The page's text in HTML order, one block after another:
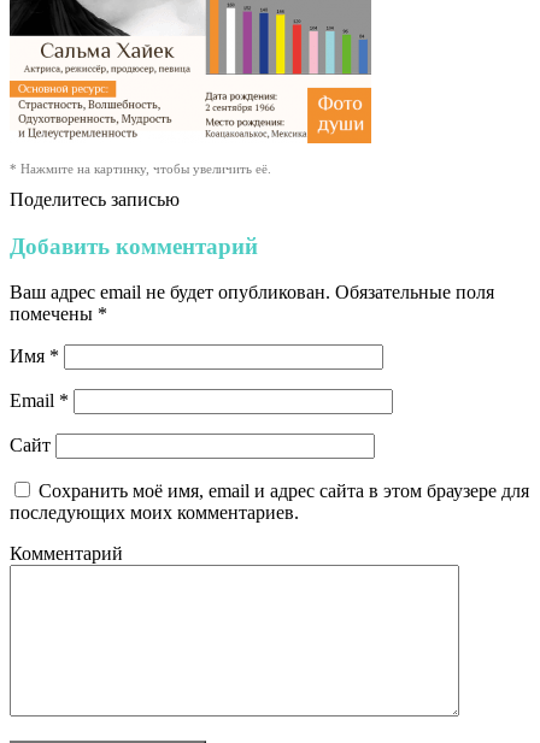
* Нажмите на картинку, чтобы увеличить её.
Поделитесь записью
Добавить комментарий
Ваш адрес email не будет опубликован. Обязательные поля
помечены *
Имя *
Email *
Сайт
Сохранить моё имя, email и адрес сайта в этом браузере для
последующих моих комментариев.
Комментарий